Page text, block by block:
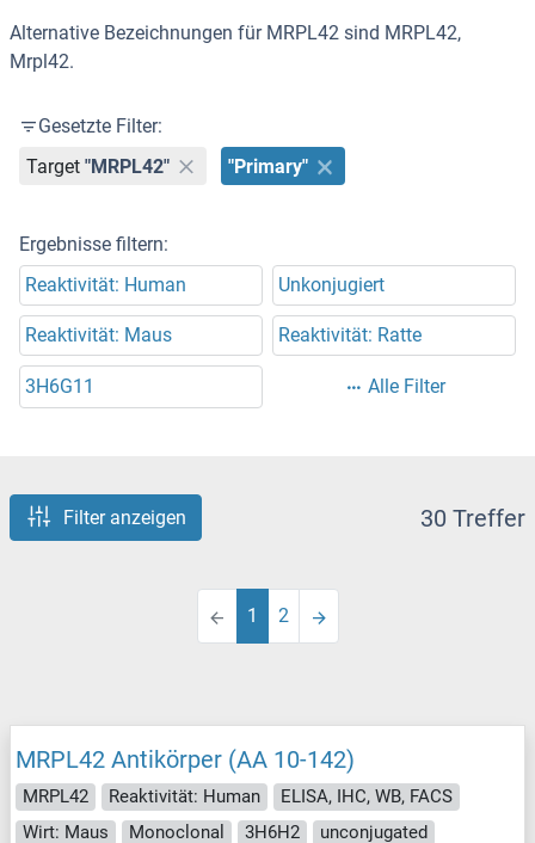
Alternative Bezeichnungen für MRPL42 sind MRPL42,
Mrpl42.
Gesetzte Filter:
Target "MRPL42" "Primary"
Ergebnisse filtern:
Reaktivität: Human
Unkonjugiert
Reaktivität: Maus Reaktivität: Ratte
3H6G11 Alle Filter
Filter anzeigen 30 Treffer
1 2
MRPL42 Antikörper (AA 10-142)
MRPL42 Reaktivität: Human
ELISA, IHC, WB, FACS
Wirt: Maus
Monoclonal 3H6H2 unconjugated